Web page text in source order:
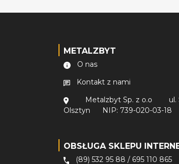
METALZBYT
O nas
Kontakt z nami
Metalzbyt Sp. z o.o
ul.
Olsztyn
NIP: 739-020-03-18
OBSŁUGA SKLEPU
(89) 532 95 88 / 695 110 865